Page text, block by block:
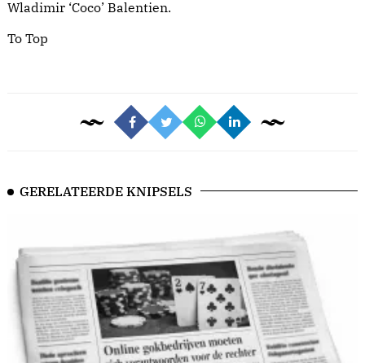
Wladimir ‘Coco’ Balentien.
To Top
GERELATEERDE KNIPSELS